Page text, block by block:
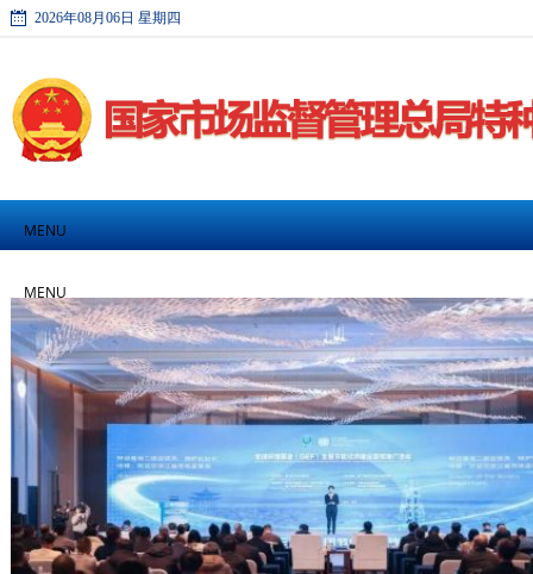
2026年08月06日 星期四
MENU
MENU